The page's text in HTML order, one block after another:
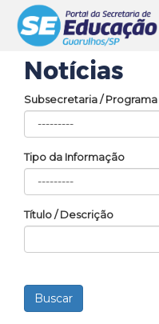
Notícias
Subsecretaria / Programa
Tipo da Informação
Título / Descrição